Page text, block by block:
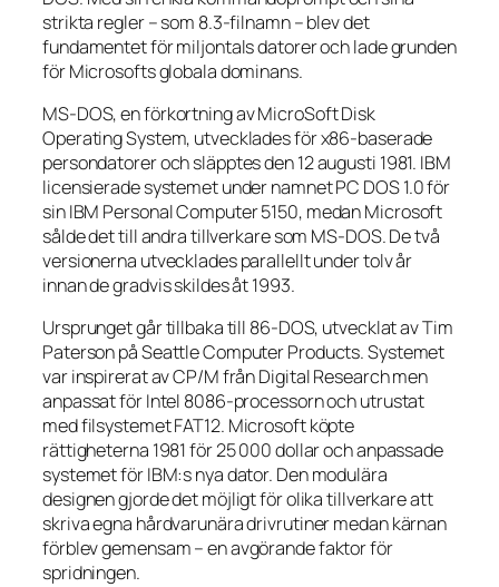
strikta regler – som 8.3-filnamn – blev det
fundamentet för miljontals datorer och lade grunden
för Microsofts globala dominans.
MS-DOS, en förkortning av MicroSoft Disk
Operating System, utvecklades för x86-baserade
persondatorer och släpptes den 12 augusti 1981. IBM
licensierade systemet under namnet PC DOS 1.0 för
sin IBM Personal Computer 5150, medan Microsoft
sålde det till andra tillverkare som MS-DOS. De två
versionerna utvecklades parallellt under tolv år
innan de gradvis skildes åt 1993.
Ursprunget går tillbaka till 86-DOS, utvecklat av Tim
Paterson på Seattle Computer Products. Systemet
var inspirerat av CP/M från Digital Research men
anpassat för Intel 8086-processorn och utrustat
med filsystemet FAT12. Microsoft köpte
rättigheterna 1981 för 25 000 dollar och anpassade
systemet för IBM:s nya dator. Den modulära
designen gjorde det möjligt för olika tillverkare att
skriva egna hårdvarunära drivrutiner medan kärnan
förblev gemensam – en avgörande faktor för
spridningen.